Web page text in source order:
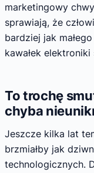
marketingowy
sprawiają, że
bardziej jak
kawałek elektroniki
To trochę
chyba
Jeszcze kilka lat
brzmiałby jak
technologicznych.